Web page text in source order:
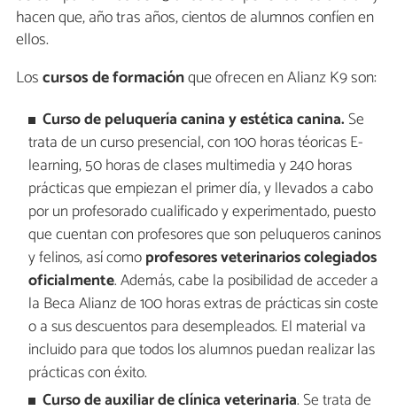
hacen que, año tras años, cientos de alumnos confíen en
ellos.
Loscursos de formaciónque ofrecen en Alianz K9 son:
Curso de peluquería canina y estética canina.Se
trata de un curso presencial, con 100 horas téoricas E-
learning, 50 horas de clases multimedia y 240 horas
prácticas que empiezan el primer día, y llevados a cabo
por un profesorado cualificado y experimentado, puesto
que cuentan con profesores que son peluqueros caninos
y felinos, así comoprofesores veterinarios colegiados
oficialmente. Además, cabe la posibilidad de acceder a
la Beca Alianz de 100 horas extras de prácticas sin coste
o a sus descuentos para desempleados. El material va
incluido para que todos los alumnos puedan realizar las
prácticas con éxito.
Curso de auxiliar de clínica veterinaria. Se trata de